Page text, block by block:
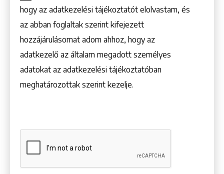
+36 1 222 9150
Keresés
hogy az adatkezelési tájékoztatót elolvastam, és
az abban foglaltak szerint kifejezett
hozzájárulásomat adom ahhoz, hogy az
adatkezelő az általam megadott személyes
adatokat az adatkezelési tájékoztatóban
meghatározottak szerint kezelje.